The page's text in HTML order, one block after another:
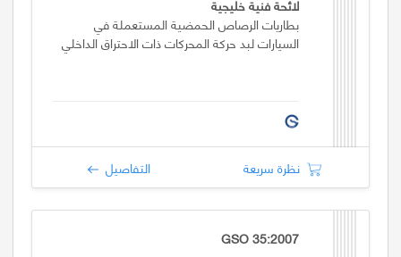
لائحة فنية خليجية
بطاريات الرصاص الحمضية المستعملة في
السيارات لبد حركة المحركات ذات الاحتراق الداخلي
نظرة سريعة التفاصيل
GSO 35:2007